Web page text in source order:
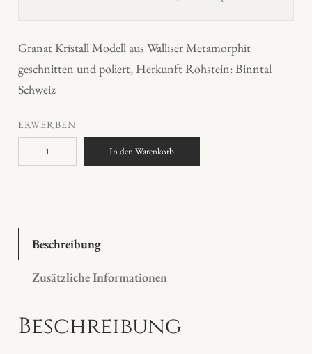
Granat Kristall Modell aus Walliser Metamorphit
geschnitten und poliert, Herkunft Rohstein: Binntal
Schweiz
ERWERBEN
r
K
s
In den Warenkorb
Beschreibung
Zusätzliche Informationen
Beschreibung